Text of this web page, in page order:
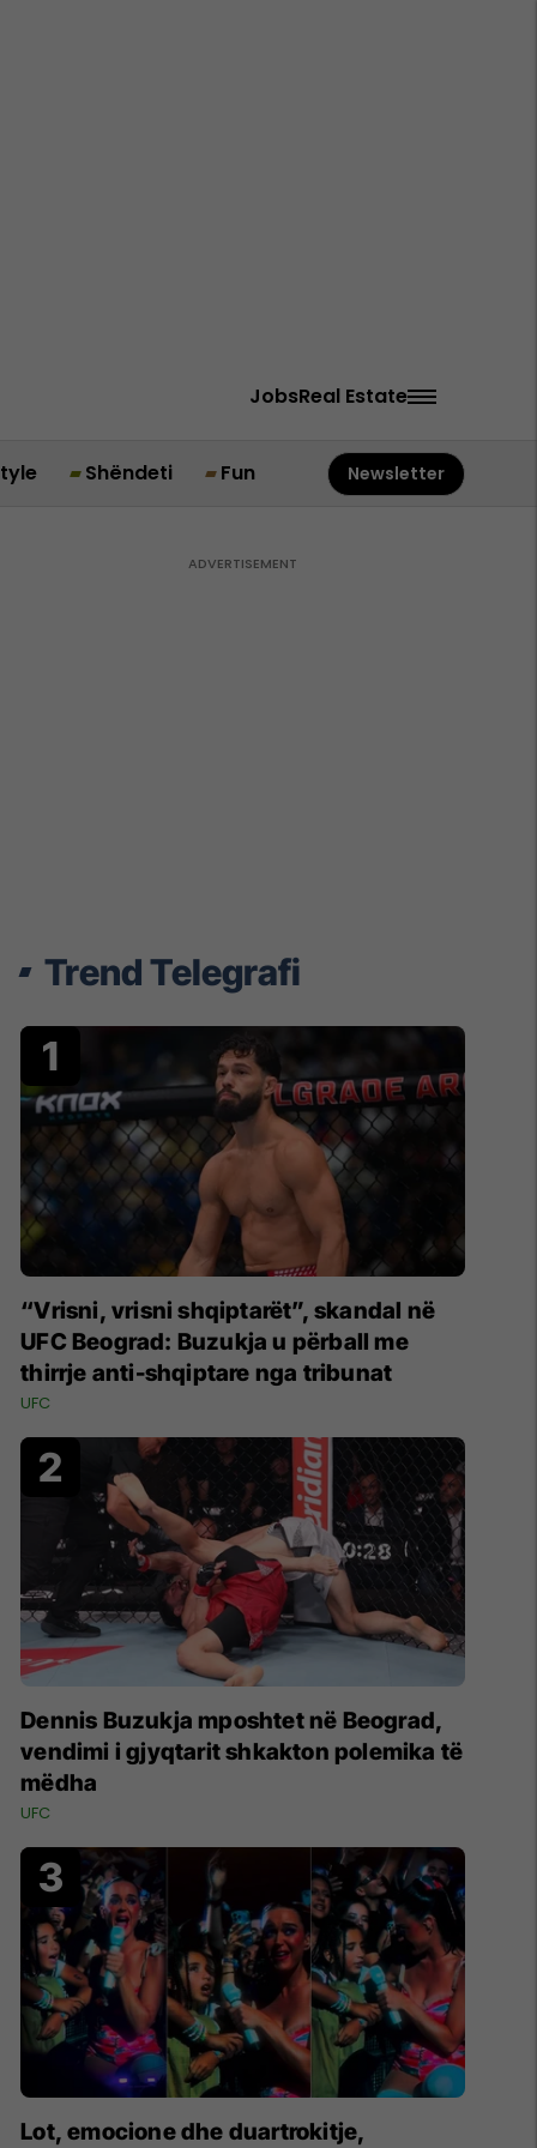
JobsReal Estate
Shëndeti Fun Newsletter
Trend Telegrafi
“Vrisni, vrisni shqiptarët”, skandal në
UFC Beograd: Buzukja u përball me
thirrje anti-shqiptare nga tribunat
UFC
Dennis Buzukja mposhtet në Beograd,
vendimi i gjyqtarit shkakton polemika të
mëdha
UFC
Lot, emocione dhe duartrokitje,